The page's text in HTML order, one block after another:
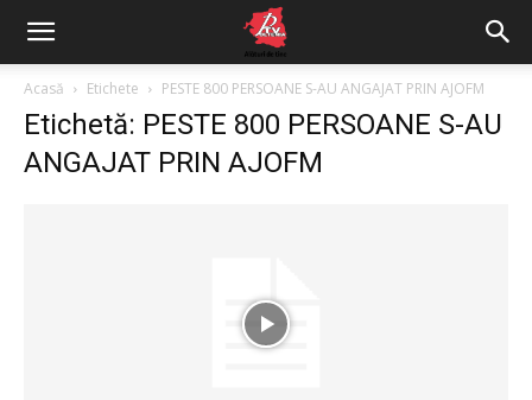
Acasă Etichete PESTE 800 PERSOANE S-AU ANGAJAT PRIN AJOFM
Etichetă: PESTE 800 PERSOANE S-AU
ANGAJAT PRIN AJOFM